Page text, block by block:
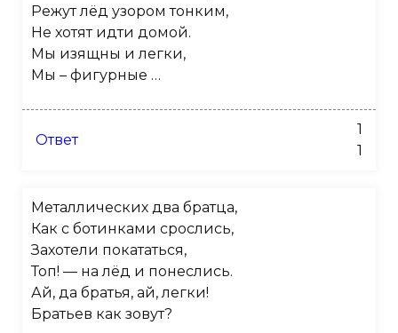
Режут лёд узором тонким,
Не хотят идти домой.
Мы изящны и легки,
Мы – фигурные …
Ответ
1
1
Металлических два братца,
Как с ботинками срослись,
Захотели покататься,
Топ! — на лёд и понеслись.
Ай, да братья, ай, легки!
Братьев как зовут?